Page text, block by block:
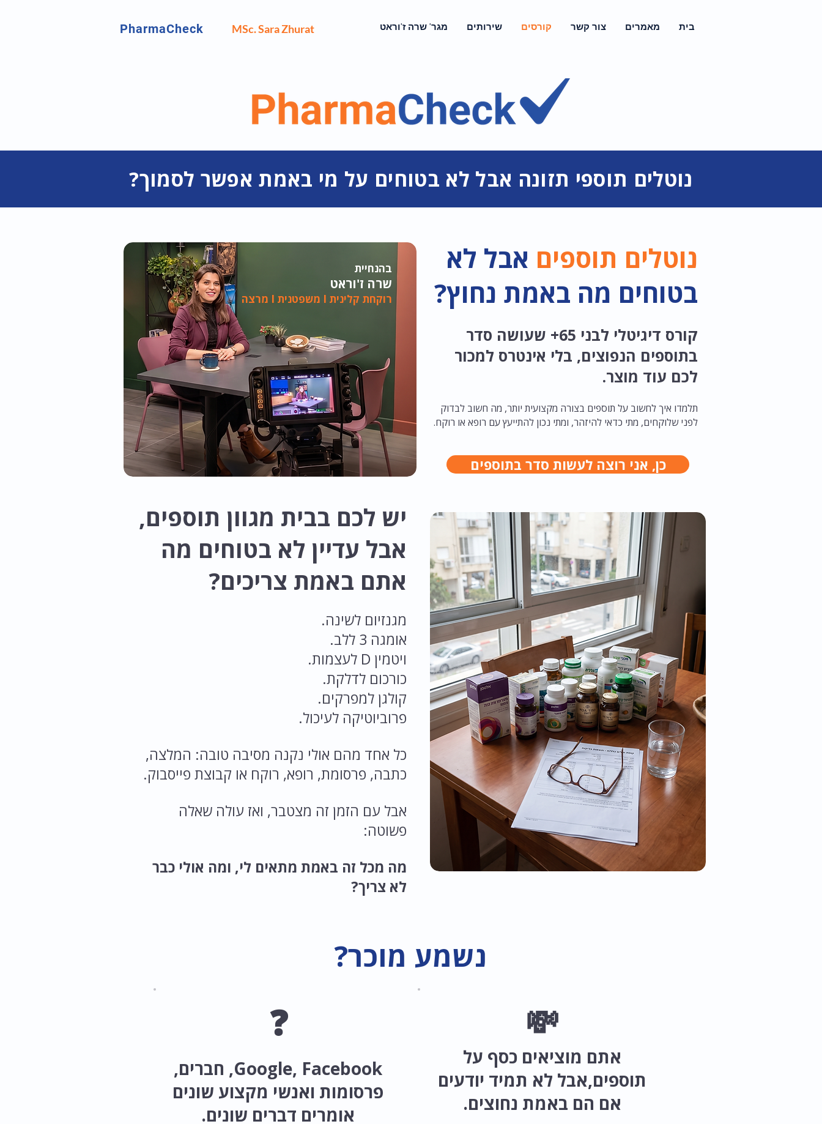
PharmaCheck MSc. Sara Zhurat מגר' שרה ז'וראט שירותים קורסים צור קשר מאמרים בית
נוטלים תוספי תזונה אבל לא בטוחים על מי באמת אפשר לסמוך?
בהנחיית
שרה ז'וראט
רוקחת קלינית I משפטנית I מרצה
נוטלים תוספים אבל לא
בטוחים מה באמת נחוץ?
קורס דיגיטלי לבני 65+ שעושה סדר
בתוספים הנפוצים, בלי אינטרס למכור
לכם עוד מוצר.
תלמדו איך לחשוב על תוספים בצורה מקצועית יותר, מה חשוב לבדוק
לפני שלוקחים, מתי כדאי להיזהר, ומתי נכון להתייעץ עם רופא או רוקח.
כן, אני רוצה לעשות סדר בתוספים
יש לכם בבית מגוון תוספים,
אבל עדיין לא בטוחים מה
אתם באמת צריכים?
מגנזיום לשינה.
אומגה 3 ללב.
ויטמין D לעצמות.
כורכום לדלקת.
קולגן למפרקים.
פרוביוטיקה לעיכול.
כל אחד מהם אולי נקנה מסיבה טובה: המלצה,
כתבה, פרסומת, רופא, רוקח או קבוצת פייסבוק.
אבל עם הזמן זה מצטבר, ואז עולה שאלה
פשוטה:
מה מכל זה באמת מתאים לי, ומה אולי כבר
לא צריך?
נשמע מוכר?
❓
Google, Facebook, חברים,
פרסומות ואנשי מקצוע שונים
אומרים דברים שונים.
💸
אתם מוציאים כסף על
תוספים,אבל לא תמיד יודעים
אם הם באמת נחוצים.